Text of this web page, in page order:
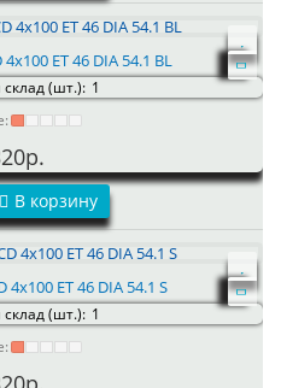
ET 46 DIA 54.1 BL
(шт.): 1
В корзину
4x100 ET 46 DIA 54.1 S
(шт.): 1